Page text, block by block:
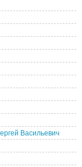
Васильевич